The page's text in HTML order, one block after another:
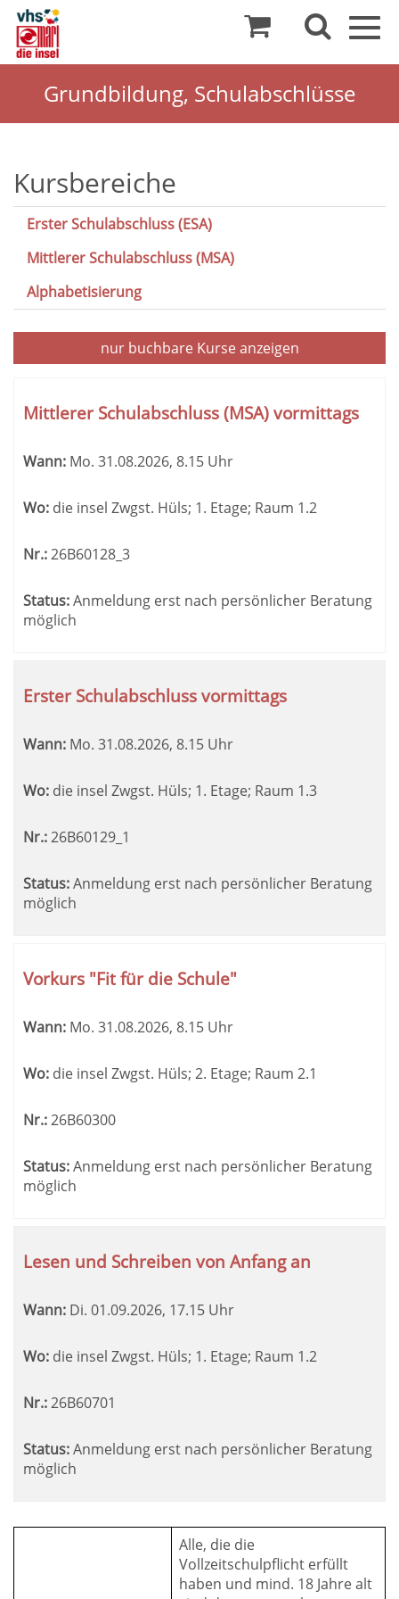
Grundbildung, Schulabschlüsse
Grundbildung
und
Schulabschlüsse
Kursbereiche
Erster Schulabschluss (ESA)
Mittlerer Schulabschluss (MSA)
Alphabetisierung
nur buchbareKurse anzeigen
Tabellenüberschriften
können
werden.
Mittlerer Schulabschluss (MSA) vormittags
Wann: Mo. 31.08.2026, 8.15 Uhr
Wo: die insel Zwgst. Hüls; 1. Etage; Raum 1.2
Nr.:26B60128_3
Status:Anmeldung erst nach persönlicher Beratung
möglich
Erster Schulabschluss vormittags
Wann: Mo. 31.08.2026, 8.15 Uhr
Wo: die insel Zwgst. Hüls; 1. Etage; Raum 1.3
Nr.:26B60129_1
Status:Anmeldung erst nach persönlicher Beratung
möglich
Vorkurs "Fit für die Schule"
Wann: Mo. 31.08.2026, 8.15 Uhr
Wo: die insel Zwgst. Hüls; 2. Etage; Raum 2.1
Nr.:26B60300
Status:Anmeldung erst nach persönlicher Beratung
möglich
Lesen und Schreiben von Anfang an
Wann: Di. 01.09.2026, 17.15 Uhr
Wo: die insel Zwgst. Hüls; 1. Etage; Raum 1.2
Nr.:26B60701
Status:Anmeldung erst nach persönlicher Beratung
möglich
Alle, die die
Vollzeitschulpflicht erfüllt
haben und mind. 18 Jahre alt